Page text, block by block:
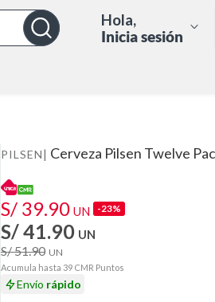
Hola,
Inicia sesión
PILSEN| Cerveza Pilsen Twelve
S/ 39.90 UN -23%
S/ 41.90 UN
S/ 51.90 UN
Acumula hasta 39 CMR Puntos
Envío rápido